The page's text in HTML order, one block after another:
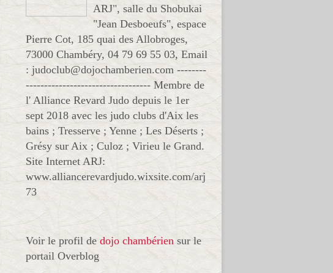
ARJ", salle du Shobukai
"Jean Desboeufs", espace
Pierre Cot, 185 quai des Allobroges,
73000 Chambéry, 04 79 69 55 03, Email
: judoclub@dojochamberien.com --------
---------------------------------- Membre de
l' Alliance Revard Judo depuis le 1er
sept 2018 avec les judo clubs d'Aix les
bains ; Tresserve ; Yenne ; Les Déserts ;
Grésy sur Aix ; Culoz ; Virieu le Grand.
Site Internet ARJ:
www.alliancerevardjudo.wixsite.com/arj
73
Voir le profil de dojo chambérien sur le
portail Overblog